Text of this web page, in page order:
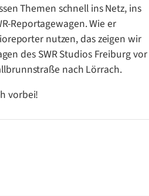
Themen schnell ins Netz, ins
Reportagewagen. Wie er
nutzen, das zeigen wir
des SWR Studios Freiburg vor
nach Lörrach.
vorbei!